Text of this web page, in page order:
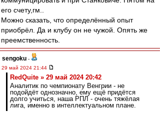
его счету,гм..
Можно сказать, что определённый опыт
приобрёл. Да и клубу он не чужой. Опять же
преемственность.
sengoku -
29 май 2024 21:44
RedQuite » 29 май 2024 20:42
Аналитик по чемпионату Венгрии - не
подойдёт однозначно, ему ещё придётся
долго учиться, наша РПЛ - очень тяжёлая
лига, именно в интеллектуальном плане.